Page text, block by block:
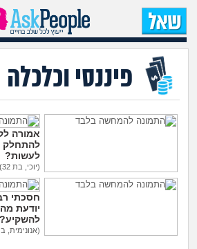
עמוד
שאל
שאלות
עצות
מה
מתחם
פיננסי וכלכלה
יש לי הרבה הוצאות, למשוך
סכום קטן מהפנסיה?
אמורה
להתחלק
לעשות?
(יוכי, בת 32)
חסכתי
יודעת
להשקיע?
(אנונימית, בת